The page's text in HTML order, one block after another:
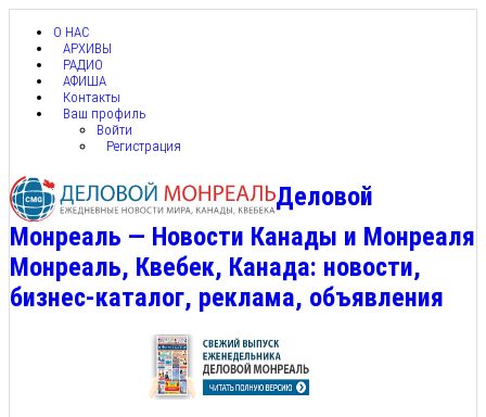
О НАС
АРХИВЫ
РАДИО
АФИША
Контакты
Ваш профиль
Войти
Регистрация
Деловой
Монреаль — Новости Канады и Монреаля
Монреаль, Квебек, Канада: новости,
бизнес-каталог, реклама, объявления